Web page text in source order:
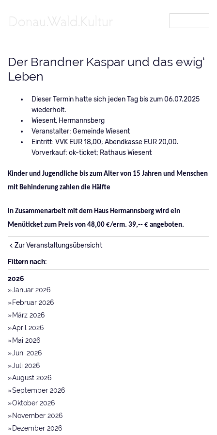
Der Brandner Kaspar und das ewig‘
Leben
Dieser Termin hatte sich jeden Tag bis zum 06.07.2025
wiederholt.
Wiesent, Hermannsberg
Veranstalter: Gemeinde Wiesent
Eintritt: VVK EUR 18,00; Abendkasse EUR 20,00.
Vorverkauf: ok-ticket; Rathaus Wiesent
Kinder und Jugendliche bis zum Alter von 15 Jahren und Menschen
mit Behinderung zahlen die Hälfte
In Zusammenarbeit mit dem Haus Hermannsberg wird ein
Menüticket zum Preis von 48,00 €/erm. 39,-- € angeboten.
Zur Veranstaltungsübersicht
Filtern nach:
2026
Januar 2026
Februar 2026
März 2026
April 2026
Mai 2026
Juni 2026
Juli 2026
August 2026
September 2026
Oktober 2026
November 2026
Dezember 2026